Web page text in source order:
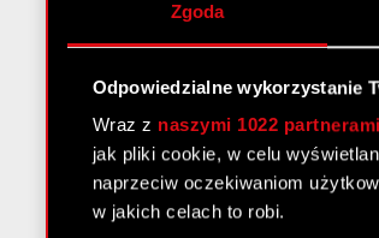
Zgoda
Odpowiedzialne wykorzystanie
Wraz z naszymi 1022 partnerami
jak pliki cookie, w celu
naprzeciw oczekiwaniom
w jakich celach to robi.